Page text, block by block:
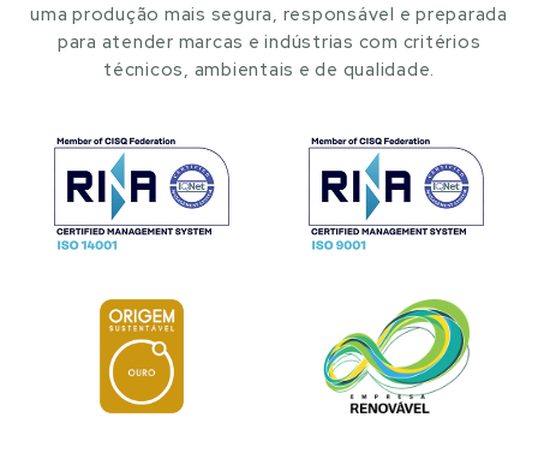
uma produção mais segura, responsável e preparada
para atender marcas e indústrias com critérios
técnicos, ambientais e de qualidade.